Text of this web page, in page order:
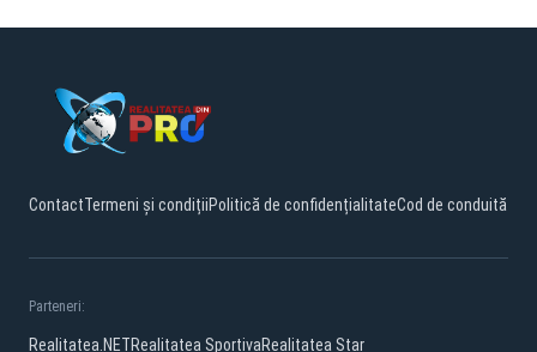
ContactTermeni și condițiiPolitică de confidențialitateCod de conduită
Parteneri:
Realitatea.NETRealitatea SportivaRealitatea Star